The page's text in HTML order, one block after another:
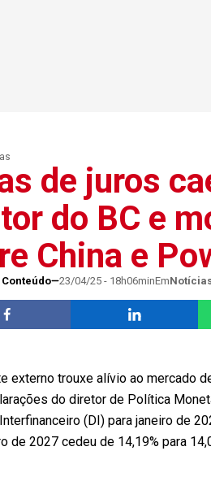
de juros
do BC e
China e
23/04/25 - 18h06minEm
externo trouxe alívio ao mercado
do diretor de Política
(DI) para janeiro de
de 2027 cedeu de 14,19% para